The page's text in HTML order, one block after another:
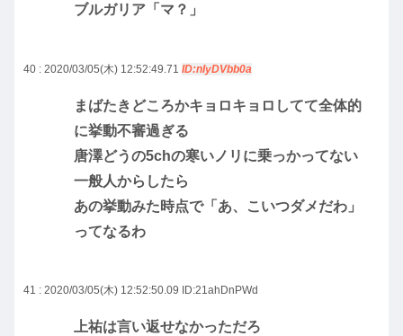
ブルガリア「マ？」
40 : 2020/03/05(木) 12:52:49.71 ID:nIyDVbb0a
まばたきどころかキョロキョロしてて全体的
に挙動不審過ぎる
唐澤どうの5chの寒いノリに乗っかってない
一般人からしたら
あの挙動みた時点で「あ、こいつダメだわ」
ってなるわ
41 : 2020/03/05(木) 12:52:50.09 ID:21ahDnPWd
上祐は言い返せなかっただろ